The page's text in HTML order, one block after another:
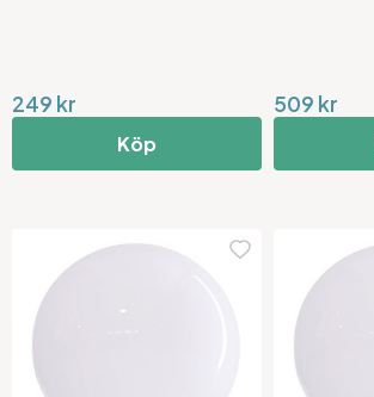
249 kr
Köp
509 kr